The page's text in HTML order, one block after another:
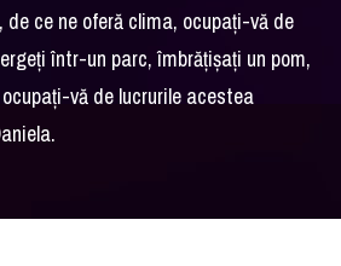
ce ne oferă clima, ocupați-vă de
într-un parc, îmbrățișați un pom,
vă de lucrurile acestea